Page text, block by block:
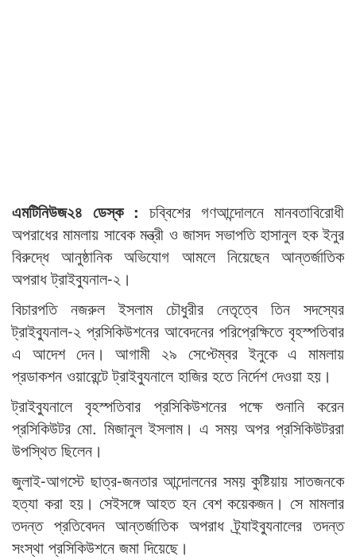
এমটিনিউজ২৪ ডেস্ক : চব্বিশের গণআন্দোলনে মানবতাবিরোধী
অপরাধের মামলায় সাবেক মন্ত্রী ও জাসদ সভাপতি হাসানুল হক ইনুর
বিরুদ্ধে আনুষ্ঠানিক অভিযোগ আমলে নিয়েছেন আন্তর্জাতিক
অপরাধ ট্রাইব্যুনাল-২।
বিচারপতি নজরুল ইসলাম চৌধুরীর নেতৃত্বে তিন সদস্যের
ট্রাইব্যুনাল-২ প্রসিকিউশনের আবেদনের পরিপ্রেক্ষিতে বৃহস্পতিবার
এ আদেশ দেন। আগামী ২৯ সেপ্টেম্বর ইনুকে এ মামলায়
প্রডাকশন ওয়ারেন্টে ট্রাইব্যুনালে হাজির হতে নির্দেশ দেওয়া হয়।
ট্রাইব্যুনালে বৃহস্পতিবার প্রসিকিউশনের পক্ষে শুনানি করেন
প্রসিকিউটর মো. মিজানুল ইসলাম। এ সময় অপর প্রসিকিউটররা
উপস্থিত ছিলেন।
জুলাই-আগস্টে ছাত্র-জনতার আন্দোলনের সময় কুষ্টিয়ায় সাতজনকে
হত্যা করা হয়। সেইসঙ্গে আহত হন বেশ কয়েকজন। সে মামলার
তদন্ত প্রতিবেদন আন্তর্জাতিক অপরাধ ট্র্যাইব্যুনালের তদন্ত
সংস্থা প্রসিকিউশনে জমা দিয়েছে।